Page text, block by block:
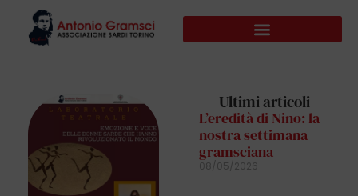
Ultimi articoli
L’eredità di Nino: la
nostra settimana
gramsciana
08/05/2026